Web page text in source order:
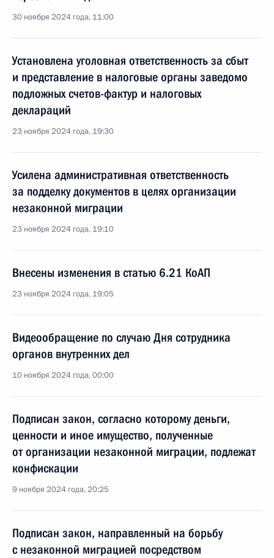
30 ноября 2024 года, 11:00
Установлена уголовная ответственность за сбыт
и представление в налоговые органы заведомо
подложных счетов-фактур и налоговых
деклараций
23 ноября 2024 года, 19:30
Усилена административная ответственность
за подделку документов в целях организации
незаконной миграции
23 ноября 2024 года, 19:10
Внесены изменения в статью 6.21 КоАП
23 ноября 2024 года, 19:05
Видеообращение по случаю Дня сотрудника
органов внутренних дел
10 ноября 2024 года, 00:00
Подписан закон, согласно которому деньги,
ценности и иное имущество, полученные
от организации незаконной миграции, подлежат
конфискации
9 ноября 2024 года, 20:25
Подписан закон, направленный на борьбу
с незаконной миграцией посредством